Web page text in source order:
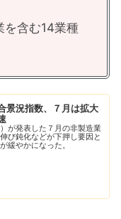
を含む14業種
景況指数、７月は拡大
が発表した７月の非製造業
び鈍化などが下押し要因と
緩やかになった。